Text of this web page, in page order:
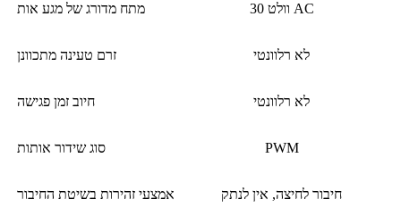
מתח מדורג של מגע אות 30 וולט AC
זרם טעינה מתכוונן לא רלוונטי
חיוב זמן פגישה לא רלוונטי
סוג שידור אותות PWM
אמצעי זהירות בשיטת החיבור חיבור לחיצה, אין לנתק